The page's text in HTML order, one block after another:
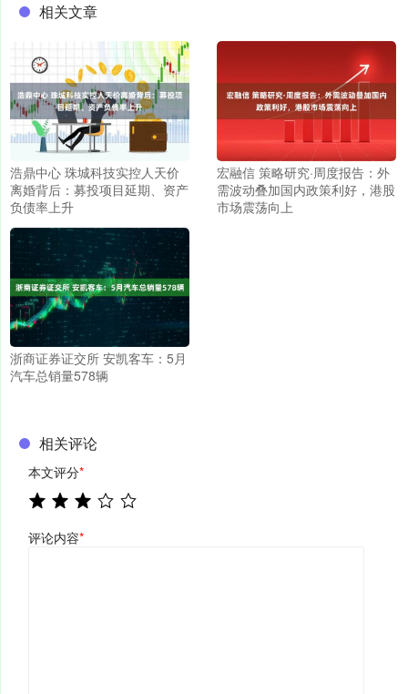
相关文章
浩鼎中心 珠城科技实控人天价
离婚背后：募投项目延期、资产
负债率上升
宏融信 策略研究·周度报告：外
需波动叠加国内政策利好，港股
市场震荡向上
浙商证券证交所 安凯客车：5月
汽车总销量578辆
相关评论
本文评分*
评论内容*